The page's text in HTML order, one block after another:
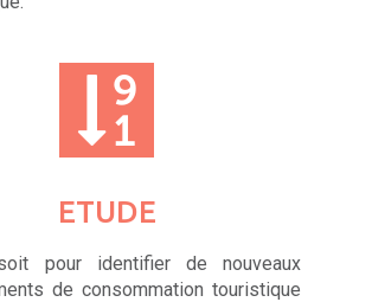
ETUDE
pour identifier de nouveaux
de consommation touristique